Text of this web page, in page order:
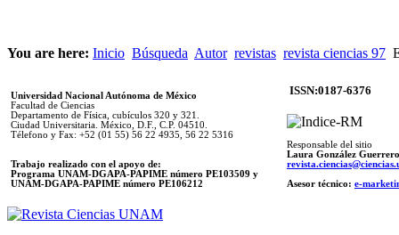
You are here: Inicio Búsqueda Autor revistas revista ciencias 97
Universidad Nacional Autónoma de México
Facultad de Ciencias
Departamento de Física, cubículos 320 y 321.
Ciudad Universitaria. México, D.F., C.P. 04510.
Télefono y Fax: +52 (01 55) 56 22 4935, 56 22 5316
Trabajo realizado con el apoyo de:
Programa UNAM-DGAPA-PAPIME número PE103509 y
UNAM-DGAPA-PAPIME número PE106212
ISSN:0187-6376
Responsable del sitio
Laura González Guerrero
Asesor técnico: e-